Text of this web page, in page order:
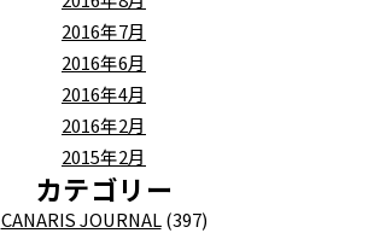
2016年7月
2016年6月
2016年4月
2016年2月
2015年2月
カテゴリー
CANARIS JOURNAL(397)